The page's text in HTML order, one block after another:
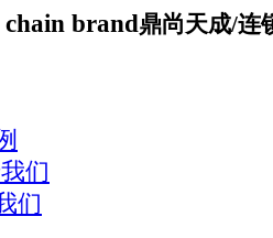
chain brand鼎尚天成/连
们
们